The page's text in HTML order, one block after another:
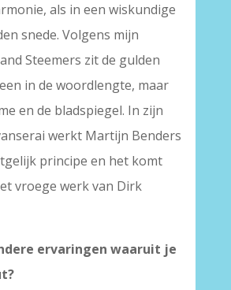
als in een wiskundige
snede. Volgens mijn
Steemers zit de gulden
in de woordlengte, maar
en de bladspiegel. In zijn
werkt Martijn Benders
principe en het komt
vroege werk van Dirk
ervaringen waaruit je